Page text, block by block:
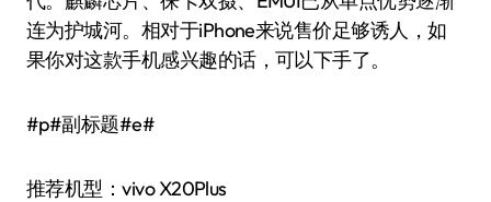
连为护城河。相对于iPhone来说售价足够诱人，如
果你对这款手机感兴趣的话，可以下手了。
#p#副标题#e#
推荐机型：vivo X20Plus